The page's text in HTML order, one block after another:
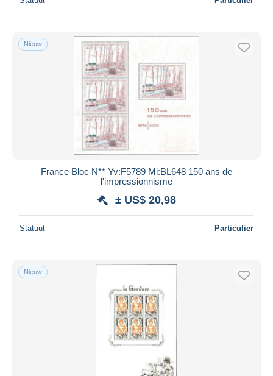
Nieuw
France Bloc N** Yv:F5789 Mi:BL648 150 ans de
l'impressionnisme
± US$ 20,98
Statuut Particulier
Nieuw